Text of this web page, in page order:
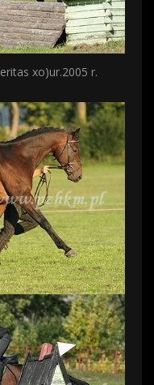
xo)ur.2005 r.